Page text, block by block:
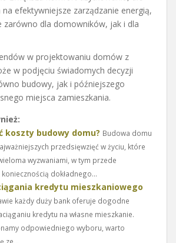
efektywniejsze zarządzanie energią,
zarówno dla domowników, jak i dla
w projektowaniu domów z
w podjęciu świadomych decyzji
budowy, jak i późniejszego
miejsca zamieszkania.
koszty budowy domu? Budowa domu
przedsięwzięć w życiu, które
wyzwaniami, w tym przede
dokładnego...
kredytu mieszkaniowego
każdy duży bank oferuje dogodne
kredytu na własne mieszkanie.
odpowiedniego wyboru, warto